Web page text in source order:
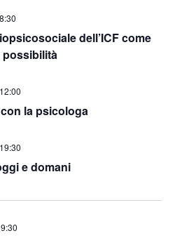
a
dell’ICF come
12:00
la psicologa
19:30
e domani